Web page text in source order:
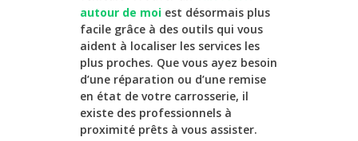
autour de moi est désormais plus
facile grâce à des outils qui vous
aident à localiser les services les
plus proches. Que vous ayez besoin
d’une réparation ou d’une remise
en état de votre carrosserie, il
existe des professionnels à
proximité prêts à vous assister.